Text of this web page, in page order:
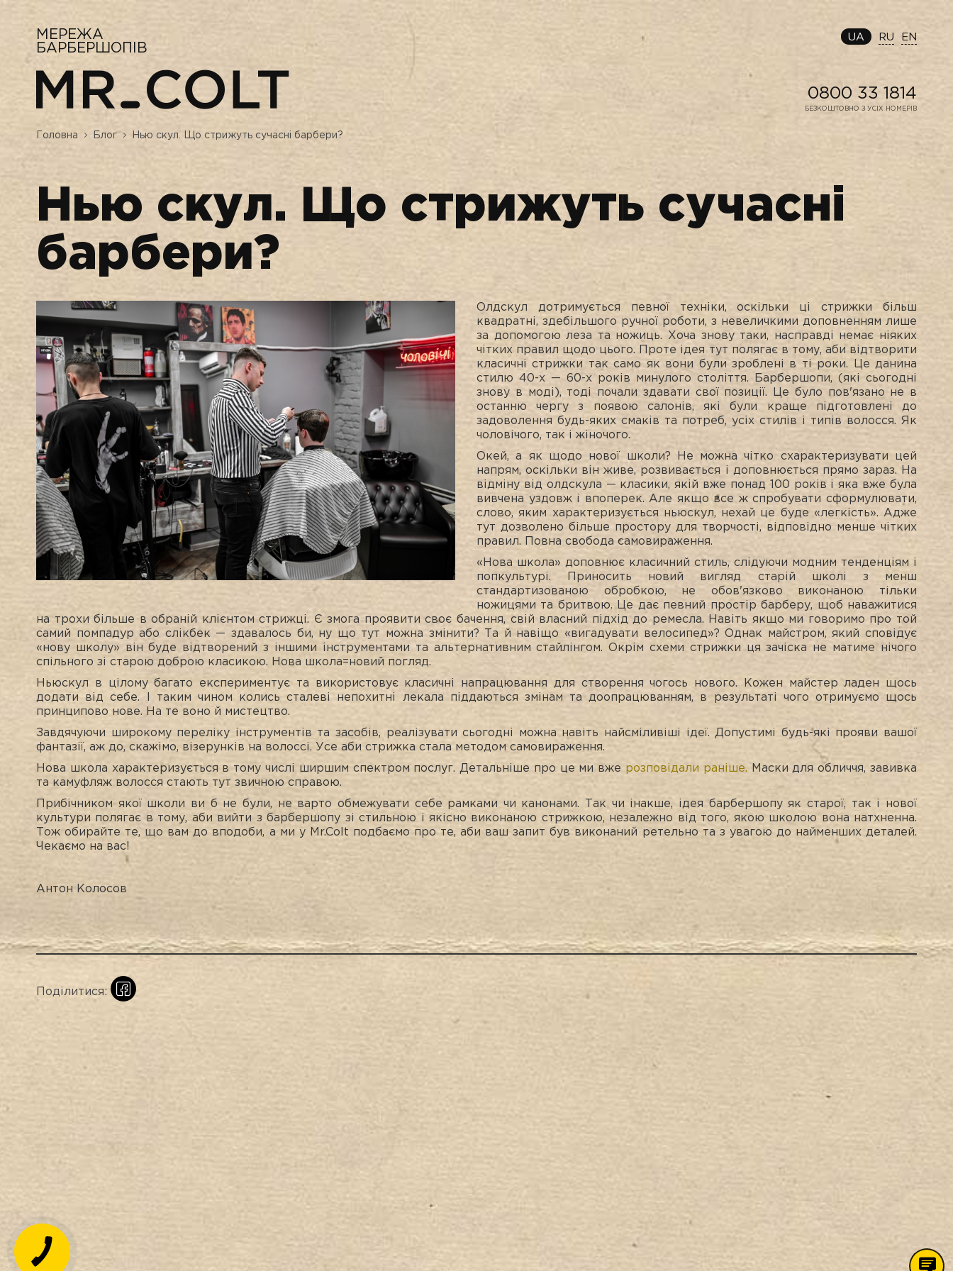
МЕРЕЖА
БАРБЕРШОПІВ
UA RU EN
0800 33 1814
БЕЗКОШТОВНО З УСІХ НОМЕРІВ
Головна Блог Нью скул. Що стрижуть сучасні барбери?
Нью скул. Що стрижуть сучасні
барбери?
Олдскул дотримується певної техніки, оскільки ці стрижки більш
квадратні, здебільшого ручної роботи, з невеличкими доповненням лише
за допомогою леза та ножиць. Хоча знову таки, насправді немає ніяких
чітких правил щодо цього. Проте ідея тут полягає в тому, аби відтворити
класичні стрижки так само як вони були зроблені в ті роки. Це данина
стилю 40-х — 60-х років минулого століття. Барбершопи, (які сьогодні
знову в моді), тоді почали здавати свої позиції. Це було пов'язано не в
останню чергу з появою салонів, які були краще підготовлені до
задоволення будь-яких смаків та потреб, усіх стилів і типів волосся. Як
чоловічого, так і жіночого.
Окей, а як щодо нової школи? Не можна чітко схарактеризувати цей
напрям, оскільки він живе, розвивається і доповнюється прямо зараз. На
відміну від олдскула — класики, якій вже понад 100 років і яка вже була
вивчена уздовж і впоперек. Але якщо все ж спробувати сформулювати,
слово, яким характеризується ньюскул, нехай це буде «легкість». Адже
тут дозволено більше простору для творчості, відповідно менше чітких
правил. Повна свобода самовираження.
«Нова школа» доповнює класичний стиль, слідуючи модним тенденціям і
попкультурі. Приносить новий вигляд старій школі з менш
стандартизованою обробкою, не обов'язково виконаною тільки
ножицями та бритвою. Це дає певний простір барберу, щоб наважитися
на трохи більше в обраній клієнтом стрижці. Є змога проявити своє бачення, свій власний підхід до ремесла. Навіть якщо ми говоримо про той
самий помпадур або слікбек — здавалось би, ну що тут можна змінити? Та й навіщо «вигадувати велосипед»? Однак майстром, який сповідує
«нову школу» він буде відтворений з іншими інструментами та альтернативним стайлінгом. Окрім схеми стрижки ця зачіска не матиме нічого
спільного зі старою доброю класикою. Нова школа=новий погляд.
Ньюскул в цілому багато експериментує та використовує класичні напрацювання для створення чогось нового. Кожен майстер ладен щось
додати від себе. І таким чином колись сталеві непохитні лекала піддаються змінам та доопрацюванням, в результаті чого отримуємо щось
принципово нове. На те воно й мистецтво.
Завдячуючи широкому переліку інструментів та засобів, реалізувати сьогодні можна навіть найсміливіші ідеї. Допустимі будь-які прояви вашої
фантазії, аж до, скажімо, візерунків на волоссі. Усе аби стрижка стала методом самовираження.
Нова школа характеризується в тому числі ширшим спектром послуг. Детальніше про це ми вже розповідали раніше. Маски для обличчя, завивка
та камуфляж волосся стають тут звичною справою.
Прибічником якої школи ви б не були, не варто обмежувати себе рамками чи канонами. Так чи інакше, ідея барбершопу як старої, так і нової
культури полягає в тому, аби вийти з барбершопу зі стильною і якісно виконаною стрижкою, незалежно від того, якою школою вона натхненна.
Тож обирайте те, що вам до вподоби, а ми у Mr.Colt подбаємо про те, аби ваш запит був виконаний ретельно та з увагою до найменших деталей.
Чекаємо на вас!
Антон Колосов
Поділитися: